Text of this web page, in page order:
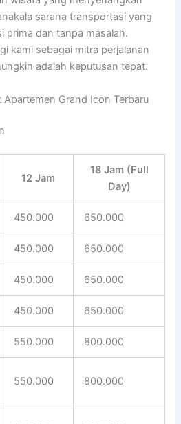
sarana transportasi yang
prima dan tanpa masalah.
kami sebagai mitra perjalanan
adalah keputusan tepat.
Grand Icon Terbaru
12 Jam
18 Jam (Full
Day)
450.000 650.000
450.000 650.000
450.000 650.000
450.000 650.000
550.000 800.000
550.000 800.000